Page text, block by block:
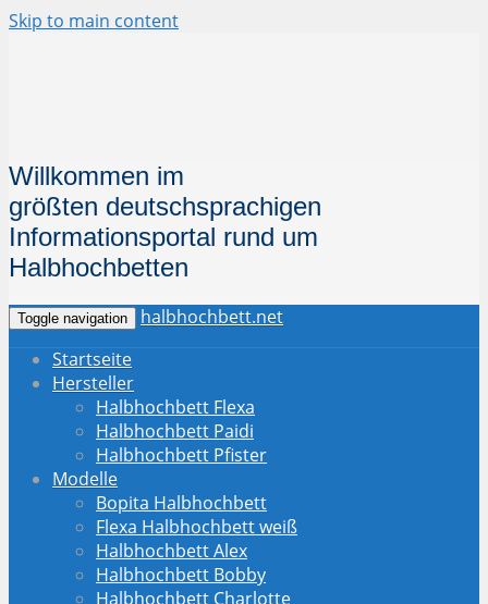
Skip to main content
Willkommen im
größten deutschsprachigen
Informationsportal rund um
Halbhochbetten
Toggle navigation
halbhochbett.net
Startseite
Hersteller
Halbhochbett Flexa
Halbhochbett Paidi
Halbhochbett Pfister
Modelle
Bopita Halbhochbett
Flexa Halbhochbett weiß
Halbhochbett Alex
Halbhochbett Bobby
Halbhochbett Charlotte